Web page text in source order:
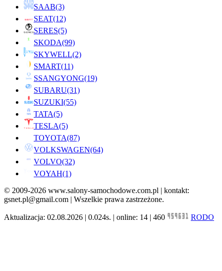
SAAB(3)
SEAT(12)
SERES(5)
SKODA(99)
SKYWELL(2)
SMART(11)
SSANGYONG(19)
SUBARU(31)
SUZUKI(55)
TATA(5)
TESLA(5)
TOYOTA(87)
VOLKSWAGEN(64)
VOLVO(32)
VOYAH(1)
© 2009-2026 www.salony-samochodowe.com.pl | kontakt:
gsnet.pl@gmail.com | Wszelkie prawa zastrzeżone.
Aktualizacja: 02.08.2026 | 0.024s. | online: 14 | 460 RODO